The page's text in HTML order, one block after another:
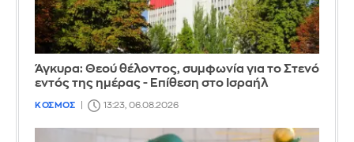
Άγκυρα: Θεού θέλοντος, συμφωνία για το Στενό
εντός της ημέρας - Επίθεση στο Ισραήλ
ΚΟΣΜΟΣ 13:23, 06.08.2026